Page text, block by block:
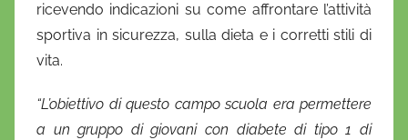
ricevendo indicazioni su come affrontare l’attività
sportiva in sicurezza, sulla dieta e i corretti stili di
vita.
“L’obiettivo di questo campo scuola era permettere
a un gruppo di giovani con diabete di tipo 1 di